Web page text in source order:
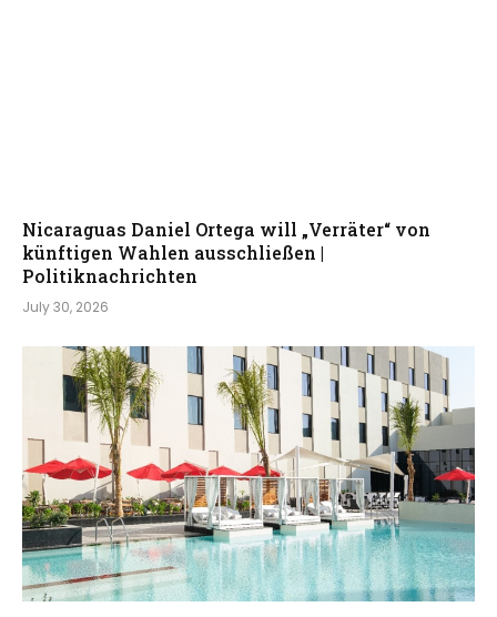
Nicaraguas Daniel Ortega will „Verräter“ von
künftigen Wahlen ausschließen |
Politiknachrichten
July 30, 2026